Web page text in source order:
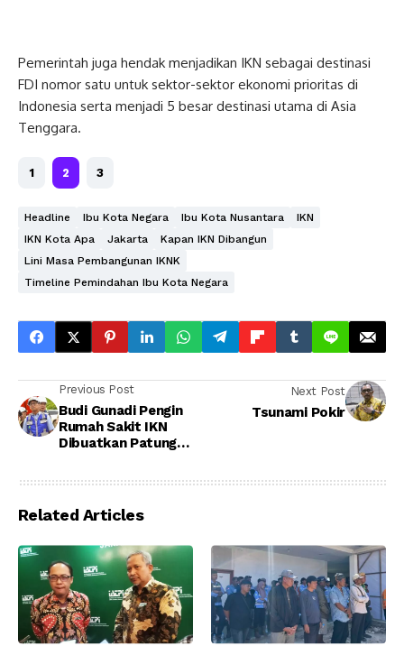
Pemerintah juga hendak menjadikan IKN sebagai destinasi
FDI nomor satu untuk sektor-sektor ekonomi prioritas di
Indonesia serta menjadi 5 besar destinasi utama di Asia
Tenggara.
1 2 3
Headline Ibu Kota Negara Ibu Kota Nusantara
IKN
IKN Kota Apa
Jakarta
Kapan IKN Dibangun
Lini Masa Pembangunan IKNK
Timeline Pemindahan Ibu Kota Negara
Previous Post
Budi Gunadi Pengin
Rumah Sakit IKN
Dibuatkan Patung
Next Post
Tsunami Pokir
Related Articles